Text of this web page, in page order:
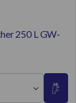
250 L GW-